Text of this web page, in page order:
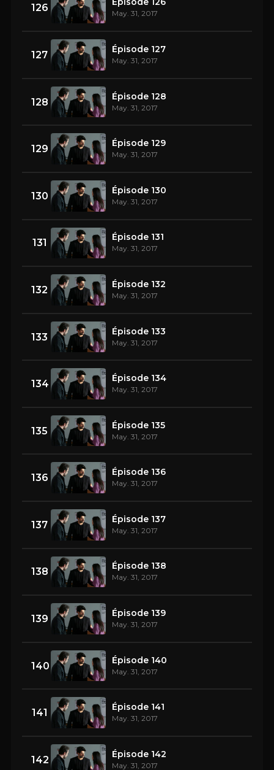
126 May. 31, 2017
127 Épisode 127
May. 31, 2017
128 Épisode 128
May. 31, 2017
129 Épisode 129
May. 31, 2017
130 Épisode 130
May. 31, 2017
131 Épisode 131
May. 31, 2017
132 Épisode 132
May. 31, 2017
133 Épisode 133
May. 31, 2017
134 Épisode 134
May. 31, 2017
135 Épisode 135
May. 31, 2017
136 Épisode 136
May. 31, 2017
137 Épisode 137
May. 31, 2017
138 Épisode 138
May. 31, 2017
139 Épisode 139
May. 31, 2017
140 Épisode 140
May. 31, 2017
141 Épisode 141
May. 31, 2017
142 Épisode 142
May. 31, 2017